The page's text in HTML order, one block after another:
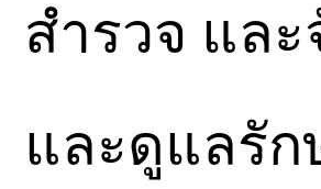
สำรวจ แล
และดูแลรัก